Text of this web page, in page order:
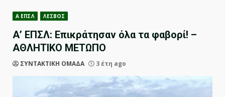
Α ΕΠΣΛ ΛΕΣΒΟΣ
Α’ ΕΠΣΛ: Επικράτησαν όλα τα φαβορί! –
ΑΘΛΗΤΙΚΟ ΜΕΤΩΠΟ
ΣΥΝΤΑΚΤΙΚΗ ΟΜΑΔΑ 3 έτη ago